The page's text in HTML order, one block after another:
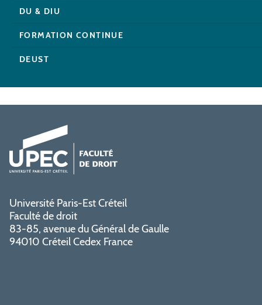
DU & DIU
FORMATION CONTINUE
DEUST
Université Paris-Est Créteil
Faculté de droit
83-85, avenue du Général de Gaulle
94010 Créteil Cedex France